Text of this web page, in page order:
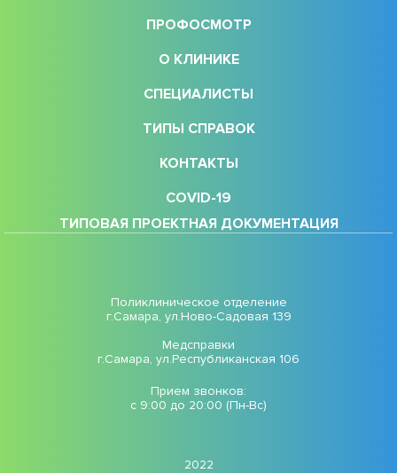
ПРОФОСМОТР
О КЛИНИКЕ
СПЕЦИАЛИСТЫ
ТИПЫ СПРАВОК
КОНТАКТЫ
COVID-19
ТИПОВАЯ ПРОЕКТНАЯ ДОКУМЕНТАЦИЯ
Поликлиническое отделение
г.Самара, ул.Ново-Садовая 139
Медсправки
г.Самара, ул.Республиканская 106
Прием звонков:
с 9:00 до 20:00 (Пн-Вс)
2022